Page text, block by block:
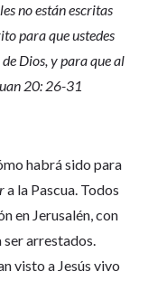
no están escritas
para que ustedes
Dios, y para que al
20: 26-31
habrá sido para
a la Pascua. Todos
en Jerusalén, con
arrestados.
visto a Jesús vivo